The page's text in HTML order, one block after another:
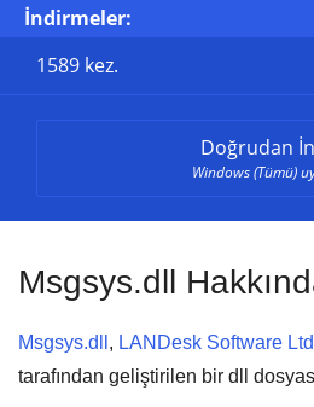
İndirmeler:
1589 kez.
Doğrudan
Windows (Tümü)
Msgsys.dll
Msgsys.dll , LANDesk Software
tarafından geliştirilen bir dll